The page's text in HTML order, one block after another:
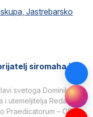
Jastrebarsko
siromaha i
svetoga Dominika
i utemeljitelja Reda
Praedicatorum – OP).